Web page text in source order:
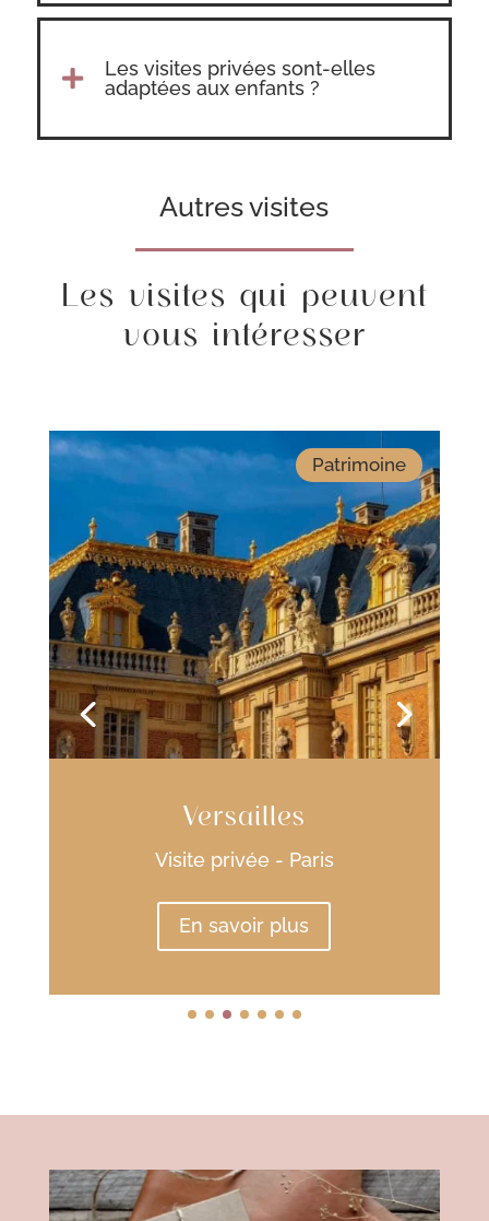

Les visites privées sont-elles
adaptées aux enfants ?
Autres visites
Les visites qui peuvent
vous intéresser
Patrimoine
Versailles
Visite privée - Paris
En savoir plus